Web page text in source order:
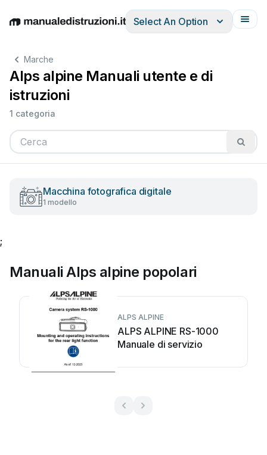
EnglishDeutschEspañolItalianoFrançais
Select An Option
Marche
Alps alpine Manuali utente e di
istruzioni
1 categoria
Macchina fotografica digitale
1 modello
;
Manuali Alps alpine popolari
ALPS ALPINE
ALPS ALPINE RS-1000
Manuale di servizio